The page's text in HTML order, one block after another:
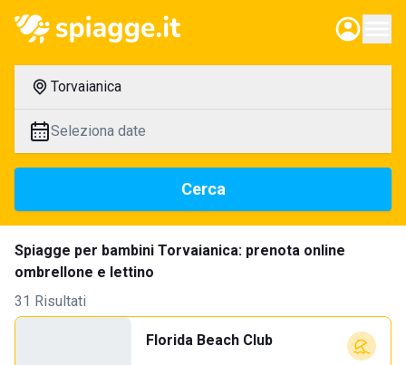
Torvaianica
Seleziona date
Cerca
Spiagge per bambini Torvaianica: prenota online
ombrellone e lettino
31 Risultati
Florida Beach Club